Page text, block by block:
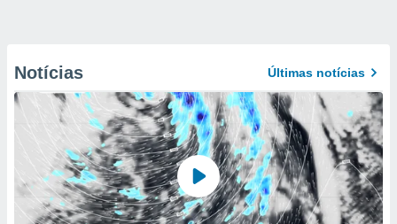
Notícias Últimas notícias